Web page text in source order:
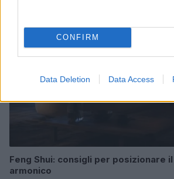
CONFIRM
Data Deletion Data Access
Feng Shui: consigli per posizionare
armonico